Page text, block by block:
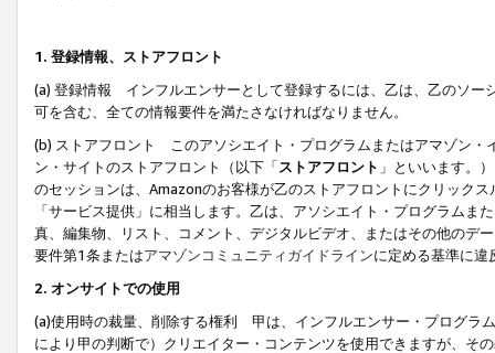
1. 登録情報、ストアフロント
(a) 登録情報 インフルエンサーとして登録するには、乙は、乙のソー
可を含む、全ての情報要件を満たさなければなりません。
(b) ストアフロント このアソシエイト・プログラムまたはアマゾン・
ン・サイトのストアフロント（以下「ストアフロント 」といいます。
のセッションは、Amazonのお客様が乙のストアフロントにクリック
「サービス提供」に相当します。乙は、アソシエイト・プログラム
真、編集物、リスト、コメント、デジタルビデオ、またはその他のデ
要件第1条またはアマゾンコミュニティガイドラインに定める基準に違
2. オンサイトでの使用
(a)使用時の裁量、削除する権利 甲は、インフルエンサー・プログラ
により甲の判断で）クリエイター・コンテンツを使用できますが、そ